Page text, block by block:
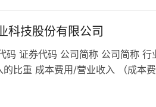
科技股份有限公司
码 证券代码 公司简称 公司简称
的比重 成本费用/营业收入 （成本